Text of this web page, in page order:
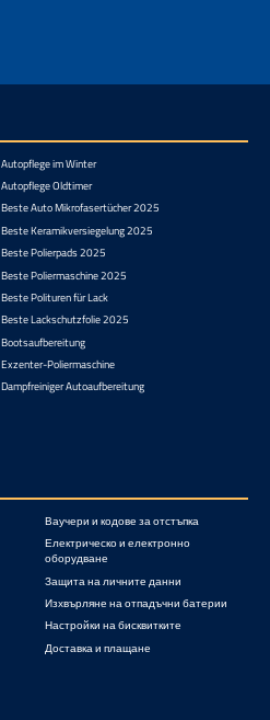
Autopflege im Winter
Autopflege Oldtimer
Beste Auto Mikrofasertücher 2025
Beste Keramikversiegelung 2025
Beste Polierpads 2025
Beste Poliermaschine 2025
Beste Polituren für Lack
Beste Lackschutzfolie 2025
Bootsaufbereitung
Exzenter-Poliermaschine
Dampfreiniger Autoaufbereitung
Ваучери и кодове за отстъпка
Електрическо и електронно
оборудване
Защита на личните данни
Изхвърляне на отпадъчни батерии
Настройки на бисквитките
Доставка и плащане